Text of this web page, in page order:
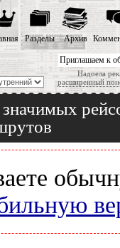
Приглашаем к
Надоела
расширенный
Разделы Архив